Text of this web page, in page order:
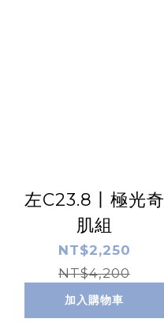
左C23.8丨極光奇
肌組
NT$2,250
NT$4,200
加入購物車